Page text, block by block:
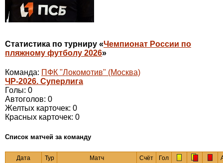
Статистика по турниру «Чемпионат России по
пляжному футболу 2026»
Команда: ПФК "Локомотив" (Москва)
ЧР-2026. Суперлига
Голы: 0
Автоголов: 0
Желтых карточек: 0
Красных карточек: 0
Cписок матчей за команду
Дата Тур Матч Счёт Гол